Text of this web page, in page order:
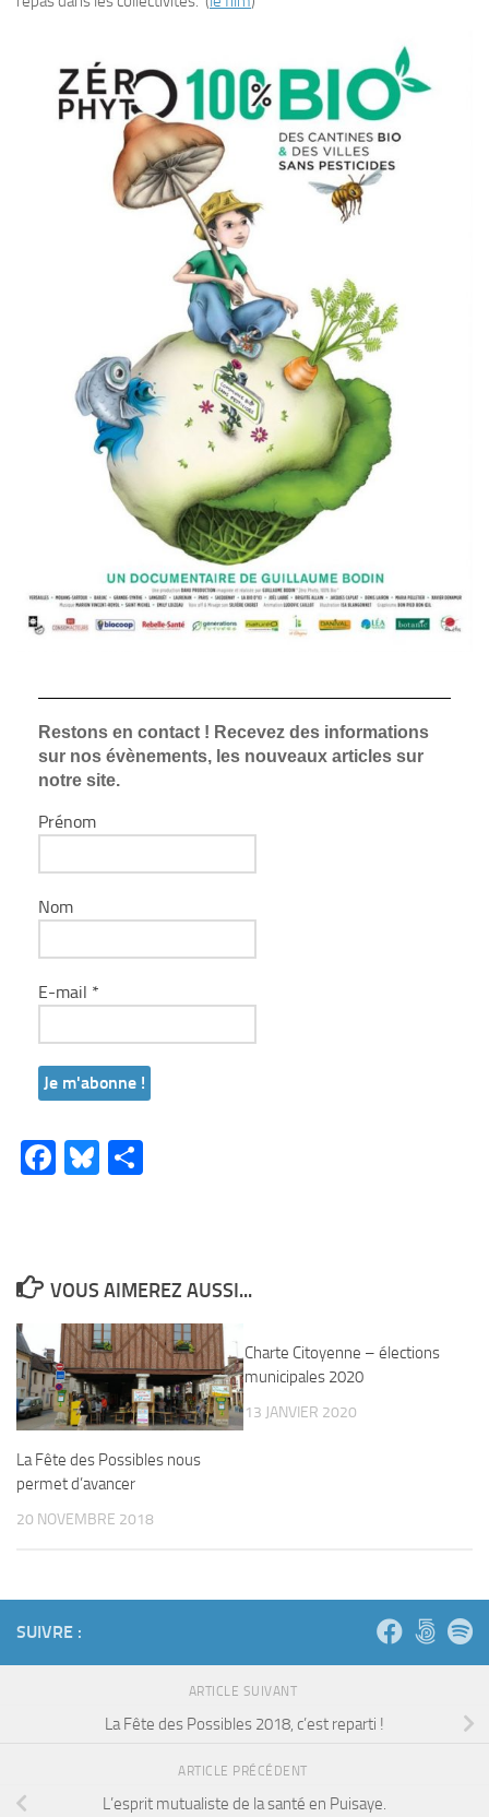
Restons en contact ! Recevez des informations
sur nos évènements, les nouveaux articles sur
notre site.
Prénom
Nom
E-mail *
Facebook
Bluesky
VOUS AIMEREZ AUSSI...
La Fête des Possibles nous
permet d’avancer
20 NOVEMBRE 2018
Charte Citoyenne – élections
municipales 2020
13 JANVIER 2020
SUIVRE :
ARTICLE SUIVANT
La Fête des Possibles 2018, c’est reparti !
ARTICLE PRÉCÉDENT
L’esprit mutualiste de la santé en Puisaye.